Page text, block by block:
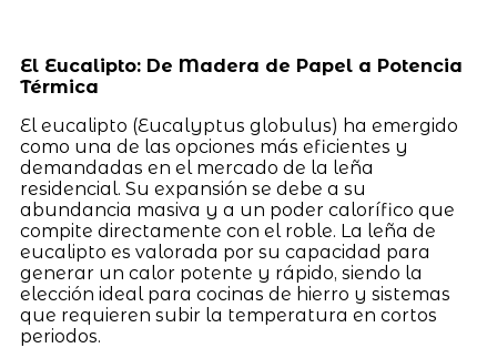
El Eucalipto: De Madera de Papel a Potencia
Térmica
El eucalipto (Eucalyptus globulus) ha emergido
como una de las opciones más eficientes y
demandadas en el mercado de la leña
residencial. Su expansión se debe a su
abundancia masiva y a un poder calorífico que
compite directamente con el roble. La leña de
eucalipto es valorada por su capacidad para
generar un calor potente y rápido, siendo la
elección ideal para cocinas de hierro y sistemas
que requieren subir la temperatura en cortos
periodos.